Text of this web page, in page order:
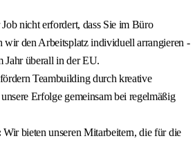
nicht erfordert, dass Sie im Büro
wir den Arbeitsplatz individuell arrangieren -
Jahr überall in der EU.
Teambuilding durch kreative
Erfolge gemeinsam bei regelmäßig
Wir bieten unseren Mitarbeitern, die für die